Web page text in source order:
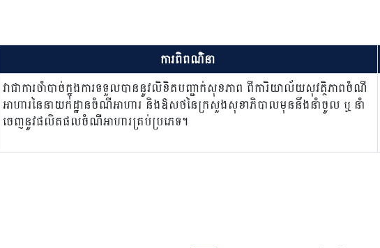
ការពិពណ៌នា
វាជាការចាំបាច់ក្នុងការទទួលបាននូវលិខិតបញ្ជាក់សុខភាព ពីការិយាល័យសុវត្ថិភាពចំណី
អាហារនៃនាយកដ្ឋានចំណីអាហារ និងឱសថនៃក្រសួងសុខាភិបាលមុននឹងនាំចូល ឬ នាំ
ចេញនូវផលិតផលចំណីអាហារគ្រប់ប្រភេទ។